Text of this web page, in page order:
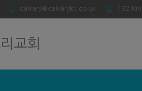
calvary@calvarykc.co.uk 132